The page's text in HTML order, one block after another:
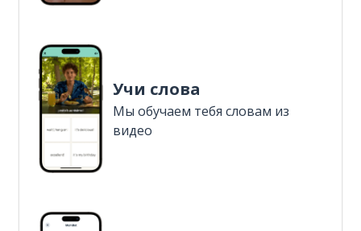
Учи слова
Мы обучаем тебя словам из
видео